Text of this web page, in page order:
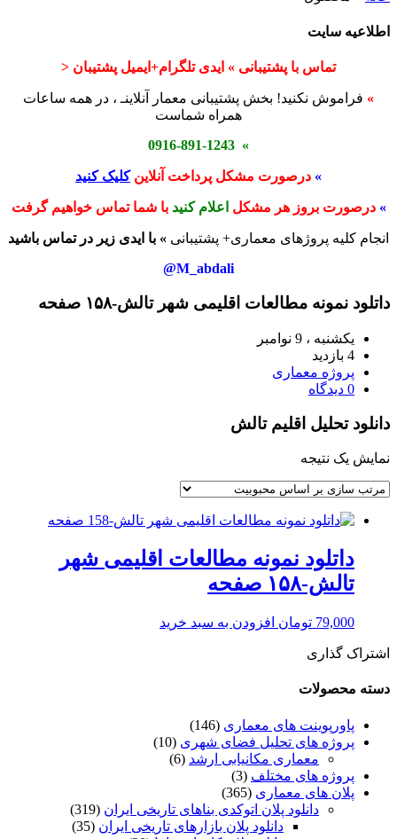
اطلاعیه سایت
تماس با پشتیبانی » ایدی تلگرام+ایمیل پشتیبان <
» فراموش نکنید! بخش پشتیبانی معمار آنلاینـ ، در همه ساعات
همراه شماست
» 0916-891-1243
» درصورت مشکل پرداخت آنلاینکلیک کنید
» درصورت بروز هر مشکل اعلام کنید با شما تماس خواهیم گرفت
انجام کلیه پروژهای معماری+ پشتیبانی » با ایدی زیر در تماس باشید
M_abdali@
داتلود نمونه مطالعات اقلیمی شهر تالش-۱۵۸ صفحه
یکشنبه ، 9 نوامبر
4 بازدید
پروژه معماری
0 دیدگاه
دانلود تحلیل اقلیم تالش
نمایش یک نتیجه
داتلود نمونه مطالعات اقلیمی شهر
تالش-۱۵۸ صفحه
79,000 تومان افزودن به سبد خرید
اشتراک گذاری
دسته محصولات
پاورپوینت های معماری (146)
پروژه های تحلیل فضای شهری (10)
معماری مکانیابی ارشد (6)
پروژه های مختلف (3)
پلان های معماری (365)
دانلود پلان اتوکدی بناهای تاریخی ایران (319)
دانلود پلان بازارهای تاریخی ایران (35)